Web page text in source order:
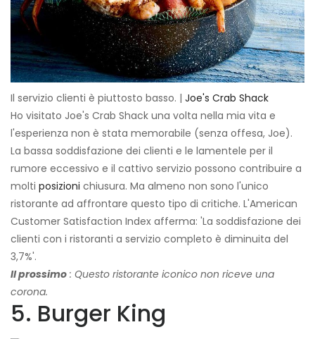
Il servizio clienti è piuttosto basso. | Joe's Crab Shack
Ho visitato Joe's Crab Shack una volta nella mia vita e
l'esperienza non è stata memorabile (senza offesa, Joe).
La bassa soddisfazione dei clienti e le lamentele per il
rumore eccessivo e il cattivo servizio possono contribuire a
molti posizioni chiusura. Ma almeno non sono l'unico
ristorante ad affrontare questo tipo di critiche. L'American
Customer Satisfaction Index afferma: 'La soddisfazione dei
clienti con i ristoranti a servizio completo è diminuita del
3,7%'.
Il prossimo : Questo ristorante iconico non riceve una
corona.
5. Burger King